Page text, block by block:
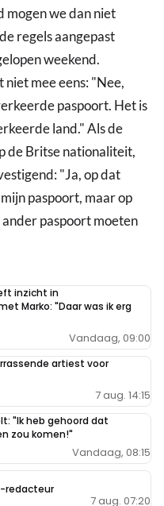
mogen we dan niet
regels aangepast
weekend.
mee eens: "Nee,
paspoort. Het is
land." Als de
de Britse nationaliteit,
"Ja, op dat
paspoort, maar op
paspoort moeten
inzicht in
Marko: "Daar was ik erg
Vandaag, 09:00
artiest voor
7 aug. 14:15
"Ik heb gehoord dat
zou komen!"
Vandaag, 08:15
redacteur
7 aug. 07:20